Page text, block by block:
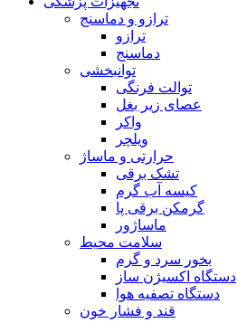
ترازو و دماسنج
ترازو
دماسنج
توانبخشی
توالت فرنگی
عصای زیر بغل
واکر
ویلچر
حرارتی و ماساژ
تشک برقی
کیسه آب گرم
گرمکن برقی پا
ماساژور
سلامت محیط
بخور سرد و گرم
دستگاه اکسیژن ساز
دستگاه تصفیه هوا
قند و فشار خون